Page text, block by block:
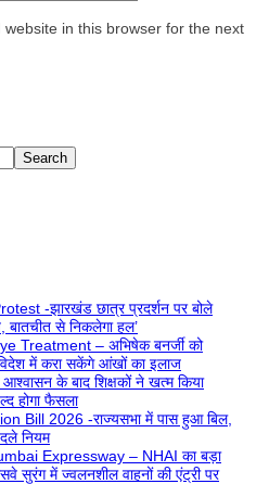
in this browser for the next
Search
-झारखंड छात्र प्रदर्शन पर बोले
बातचीत से निकलेगा हल’
Treatment – अभिषेक बनर्जी को
विदेश में करा सकेंगे आंखों का इलाज
आश्वासन के बाद शिक्षकों ने खत्म किया
होगा फैसला
Bill 2026 -राज्यसभा में पास हुआ बिल,
नियम
Expressway – NHAI का बड़ा
सुरंग में ज्वलनशील वाहनों की एंट्री पर